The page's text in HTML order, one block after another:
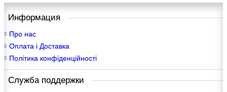
Информация
Про нас
Оплата і Доставка
Політика конфіденційності
Служба поддержки